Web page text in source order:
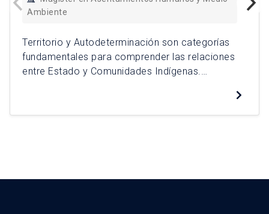
Ambiente
Territorio y Autodeterminación son categorías
fundamentales para comprender las relaciones
entre Estado y Comunidades Indígenas.
Calama, Provincia el Loa, Región de Antofagasta